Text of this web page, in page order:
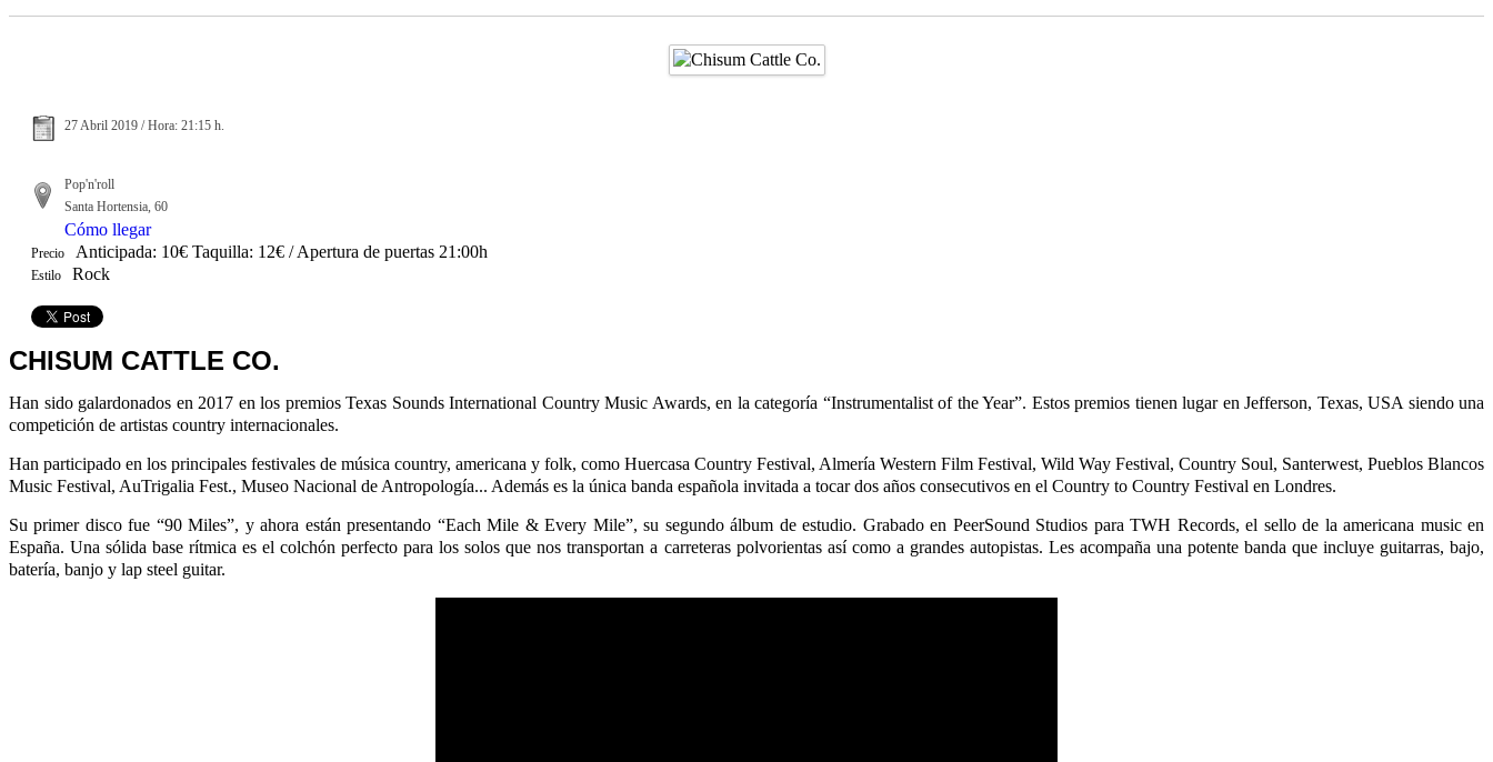
27 Abril 2019 / Hora: 21:15 h.
Pop'n'roll
Santa Hortensia, 60
Cómo llegar
Precio Anticipada: 10€ Taquilla: 12€ / Apertura de puertas 21:00h
Estilo Rock
CHISUM CATTLE CO.
Han sido galardonados en 2017 en los premios Texas Sounds International Country Music Awards, en la categoría “Instrumentalist of the Year”. Estos premios tienen lugar en Jefferson, Texas, USA siendo una
competición de artistas country internacionales.
Han participado en los principales festivales de música country, americana y folk, como Huercasa Country Festival, Almería Western Film Festival, Wild Way Festival, Country Soul, Santerwest, Pueblos Blancos
Music Festival, AuTrigalia Fest., Museo Nacional de Antropología... Además es la única banda española invitada a tocar dos años consecutivos en el Country to Country Festival en Londres.
Su primer disco fue “90 Miles”, y ahora están presentando “Each Mile & Every Mile”, su segundo álbum de estudio. Grabado en PeerSound Studios para TWH Records, el sello de la americana music en
España. Una sólida base rítmica es el colchón perfecto para los solos que nos transportan a carreteras polvorientas así como a grandes autopistas. Les acompaña una potente banda que incluye guitarras, bajo,
batería, banjo y lap steel guitar.